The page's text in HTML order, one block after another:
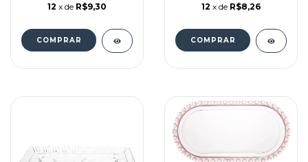
12 x de R$9,30 12 x de R$8,26